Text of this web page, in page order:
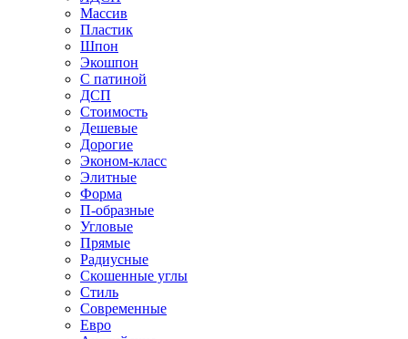
Массив
Пластик
Шпон
Экошпон
С патиной
ДСП
Стоимость
Дешевые
Дорогие
Эконом-класс
Элитные
Форма
П-образные
Угловые
Прямые
Радиусные
Скошенные углы
Стиль
Современные
Евро